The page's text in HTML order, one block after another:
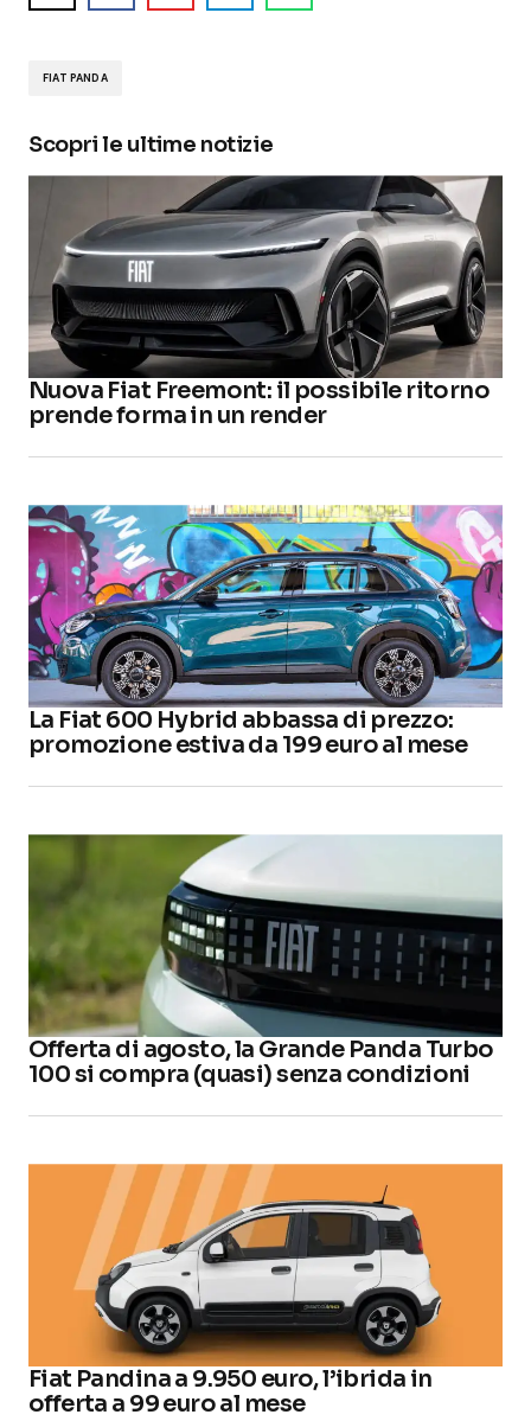
FIAT PANDA
Scopri le ultime notizie
Nuova Fiat Freemont: il possibile ritorno
prende forma in un render
La Fiat 600 Hybrid abbassa di prezzo:
promozione estiva da 199 euro al mese
Offerta di agosto, la Grande Panda Turbo
100 si compra (quasi) senza condizioni
Fiat Pandina a 9.950 euro, l’ibrida in
offerta a 99 euro al mese